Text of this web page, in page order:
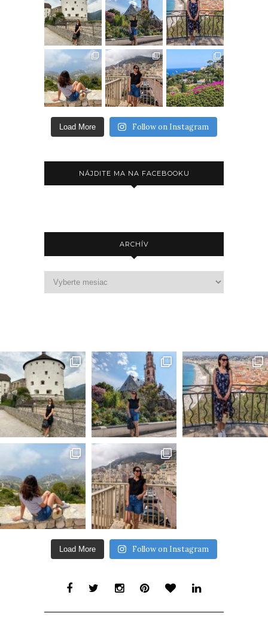
Load More Follow on Instagram
NÁJDITE MA NA FACEBOOKU
ARCHÍV
Load More Follow on Instagram